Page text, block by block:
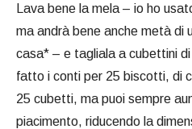
Lava bene la mela – io ho
ma andrà bene anche metà di
casa* – e tagliala a cubettini
fatto i conti per 25 biscotti, di
25 cubetti, ma puoi sempre
piacimento, riducendo la